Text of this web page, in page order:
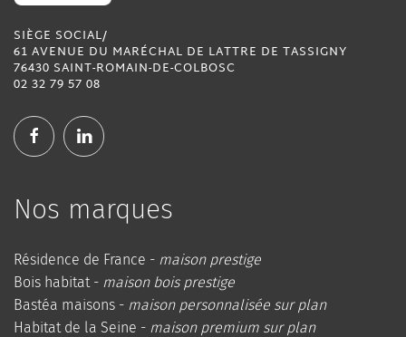
SIÈGE SOCIAL/
61 AVENUE DU MARÉCHAL DE LATTRE DE TASSIGNY
76430 SAINT-ROMAIN-DE-COLBOSC
02 32 79 57 08
Nos marques
Résidence de France - maison prestige
Bois habitat - maison bois prestige
Bastéa maisons - maison personnalisée sur plan
Habitat de la Seine - maison premium sur plan